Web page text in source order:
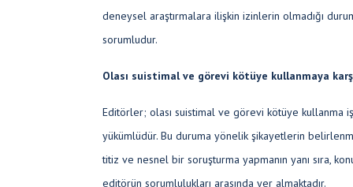
deneysel araştırmalara ilişkin izinlerin olmadığı
sorumludur.
Olası suistimal ve görevi kötüye kullanmaya
Editörler; olası suistimal ve görevi kötüye kullanma
yükümlüdür. Bu duruma yönelik şikayetlerin
titiz ve nesnel bir soruşturma yapmanın yanı sıra,
editörün sorumlulukları arasında yer almaktadır.